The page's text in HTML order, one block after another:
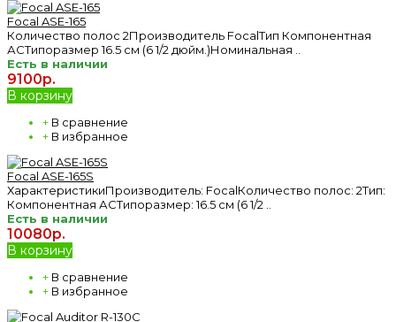
Focal ASE-165
Количество полос 2Производитель FocalТип Компонентная
АСТипоразмер 16.5 см (6 1/2 дюйм.)Номинальная ..
Есть в наличии
9100р.
В корзину
+ В сравнение
+ В избранное
Focal ASE-165S
ХарактеристикиПроизводитель: FocalКоличество полос: 2Тип:
Компонентная АСТипоразмер: 16.5 см (6 1/2 ..
Есть в наличии
10080р.
В корзину
+ В сравнение
+ В избранное